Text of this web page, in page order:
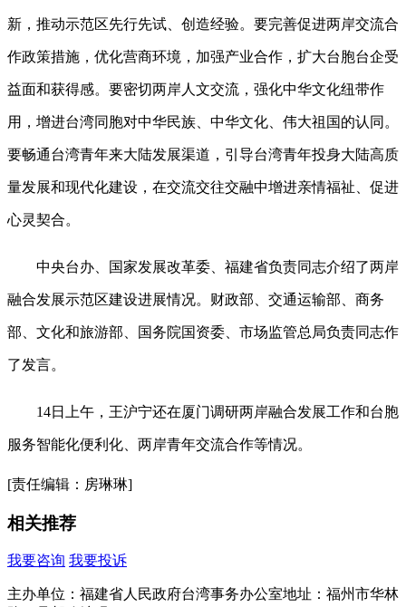
新，推动示范区先行先试、创造经验。要完善促进两岸交流合
作政策措施，优化营商环境，加强产业合作，扩大台胞台企受
益面和获得感。要密切两岸人文交流，强化中华文化纽带作
用，增进台湾同胞对中华民族、中华文化、伟大祖国的认同。
要畅通台湾青年来大陆发展渠道，引导台湾青年投身大陆高质
量发展和现代化建设，在交流交往交融中增进亲情福祉、促进
心灵契合。
中央台办、国家发展改革委、福建省负责同志介绍了两岸
融合发展示范区建设进展情况。财政部、交通运输部、商务
部、文化和旅游部、国务院国资委、市场监管总局负责同志作
了发言。
14日上午，王沪宁还在厦门调研两岸融合发展工作和台胞
服务智能化便利化、两岸青年交流合作等情况。
[责任编辑：房琳琳]
相关推荐
我要咨询 我要投诉
主办单位：福建省人民政府台湾事务办公室地址：福州市华林